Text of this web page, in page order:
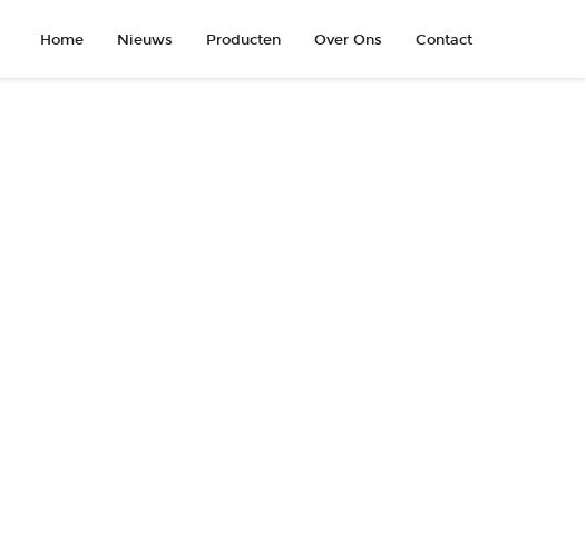
Home Nieuws Producten Over Ons Contact